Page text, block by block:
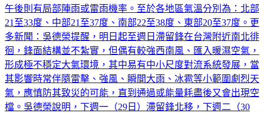
午後則有局部陣雨或雷雨機率。至於各地區氣溫分別為：北部
21至33度、中部21至37度、南部22至38度、東部20至37度。更
多新聞：吳德榮提醒，明日起至週日滯留鋒在台灣附近南北徘
徊，鋒面結構並不紮實，但偶有較強西南風、匯入暖濕空氣，
形成極不穩定大氣環境，其中易有中小尺度對流系統發展，當
其影響時常伴隨雷擊、強風、瞬間大雨、冰雹等小範圍劇烈天
氣，應慎防其致災的可能，直到通過或能量耗盡後又會出現空
檔。吳德榮說明，下週一（29日）滯留鋒北移，下週二（30